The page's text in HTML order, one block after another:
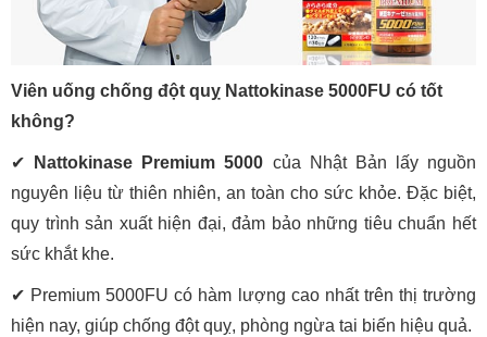
Viên uống chống đột quỵ Nattokinase 5000FU có tốt
không?
✔ Nattokinase Premium 5000 của Nhật Bản lấy nguồn
nguyên liệu từ thiên nhiên, an toàn cho sức khỏe. Đặc biệt,
quy trình sản xuất hiện đại, đảm bảo những tiêu chuẩn hết
sức khắt khe.
✔ Premium 5000FU có hàm lượng cao nhất trên thị trường
hiện nay, giúp chống đột quỵ, phòng ngừa tai biến hiệu quả.